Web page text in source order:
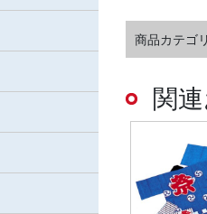
商品カテゴ
関